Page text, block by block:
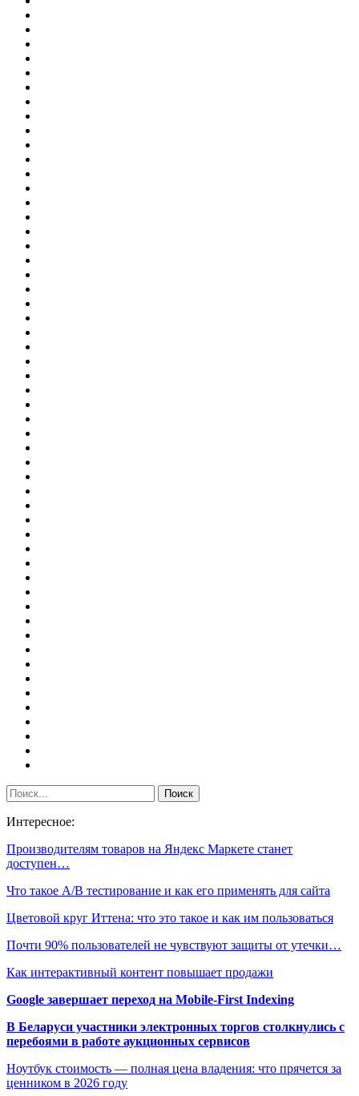
Интересное:
Производителям товаров на Яндекс Маркете станет
доступен…
Что такое А/В тестирование и как его применять для сайта
Цветовой круг Иттена: что это такое и как им пользоваться
Почти 90% пользователей не чувствуют защиты от утечки…
Как интерактивный контент повышает продажи
Google завершает переход на Mobile-First Indexing
В Беларуси участники электронных торгов столкнулись с
перебоями в работе аукционных сервисов
Ноутбук стоимость — полная цена владения: что прячется за
ценником в 2026 году